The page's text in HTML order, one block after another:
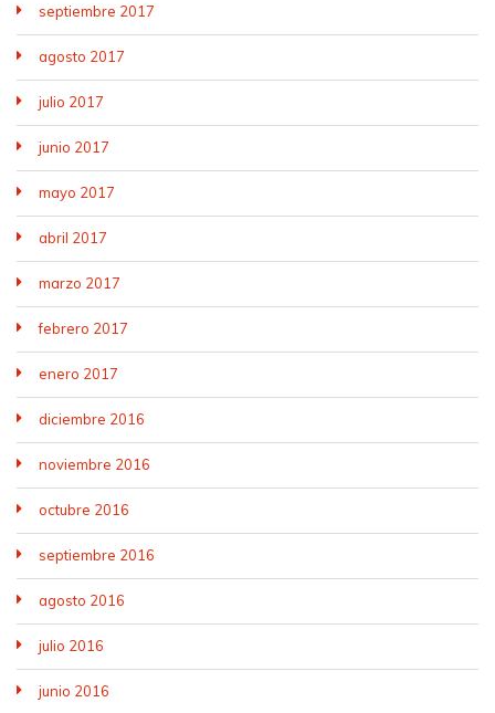
septiembre 2017
agosto 2017
julio 2017
junio 2017
mayo 2017
abril 2017
marzo 2017
febrero 2017
enero 2017
diciembre 2016
noviembre 2016
octubre 2016
septiembre 2016
agosto 2016
julio 2016
junio 2016